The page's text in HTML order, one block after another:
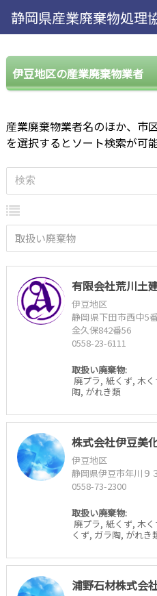
伊豆地区の産業廃棄物業者
産業廃棄物業者名のほか、市
を選択するとソート検索が可能
取扱い廃棄物
有限会社荒川土
伊豆地区
静岡県下田市西中
金久保842番56
0558-23-6111
取扱い廃棄物:
廃プラ, 紙くず, 木
陶, がれき類
株式会社伊豆美
伊豆地区
静岡県伊豆市年川９
0558-73-2300
取扱い廃棄物:
廃プラ, 紙くず, 木
くず, ガラ陶, がれき
浦野石材株式会
静岡県産業廃棄物処理